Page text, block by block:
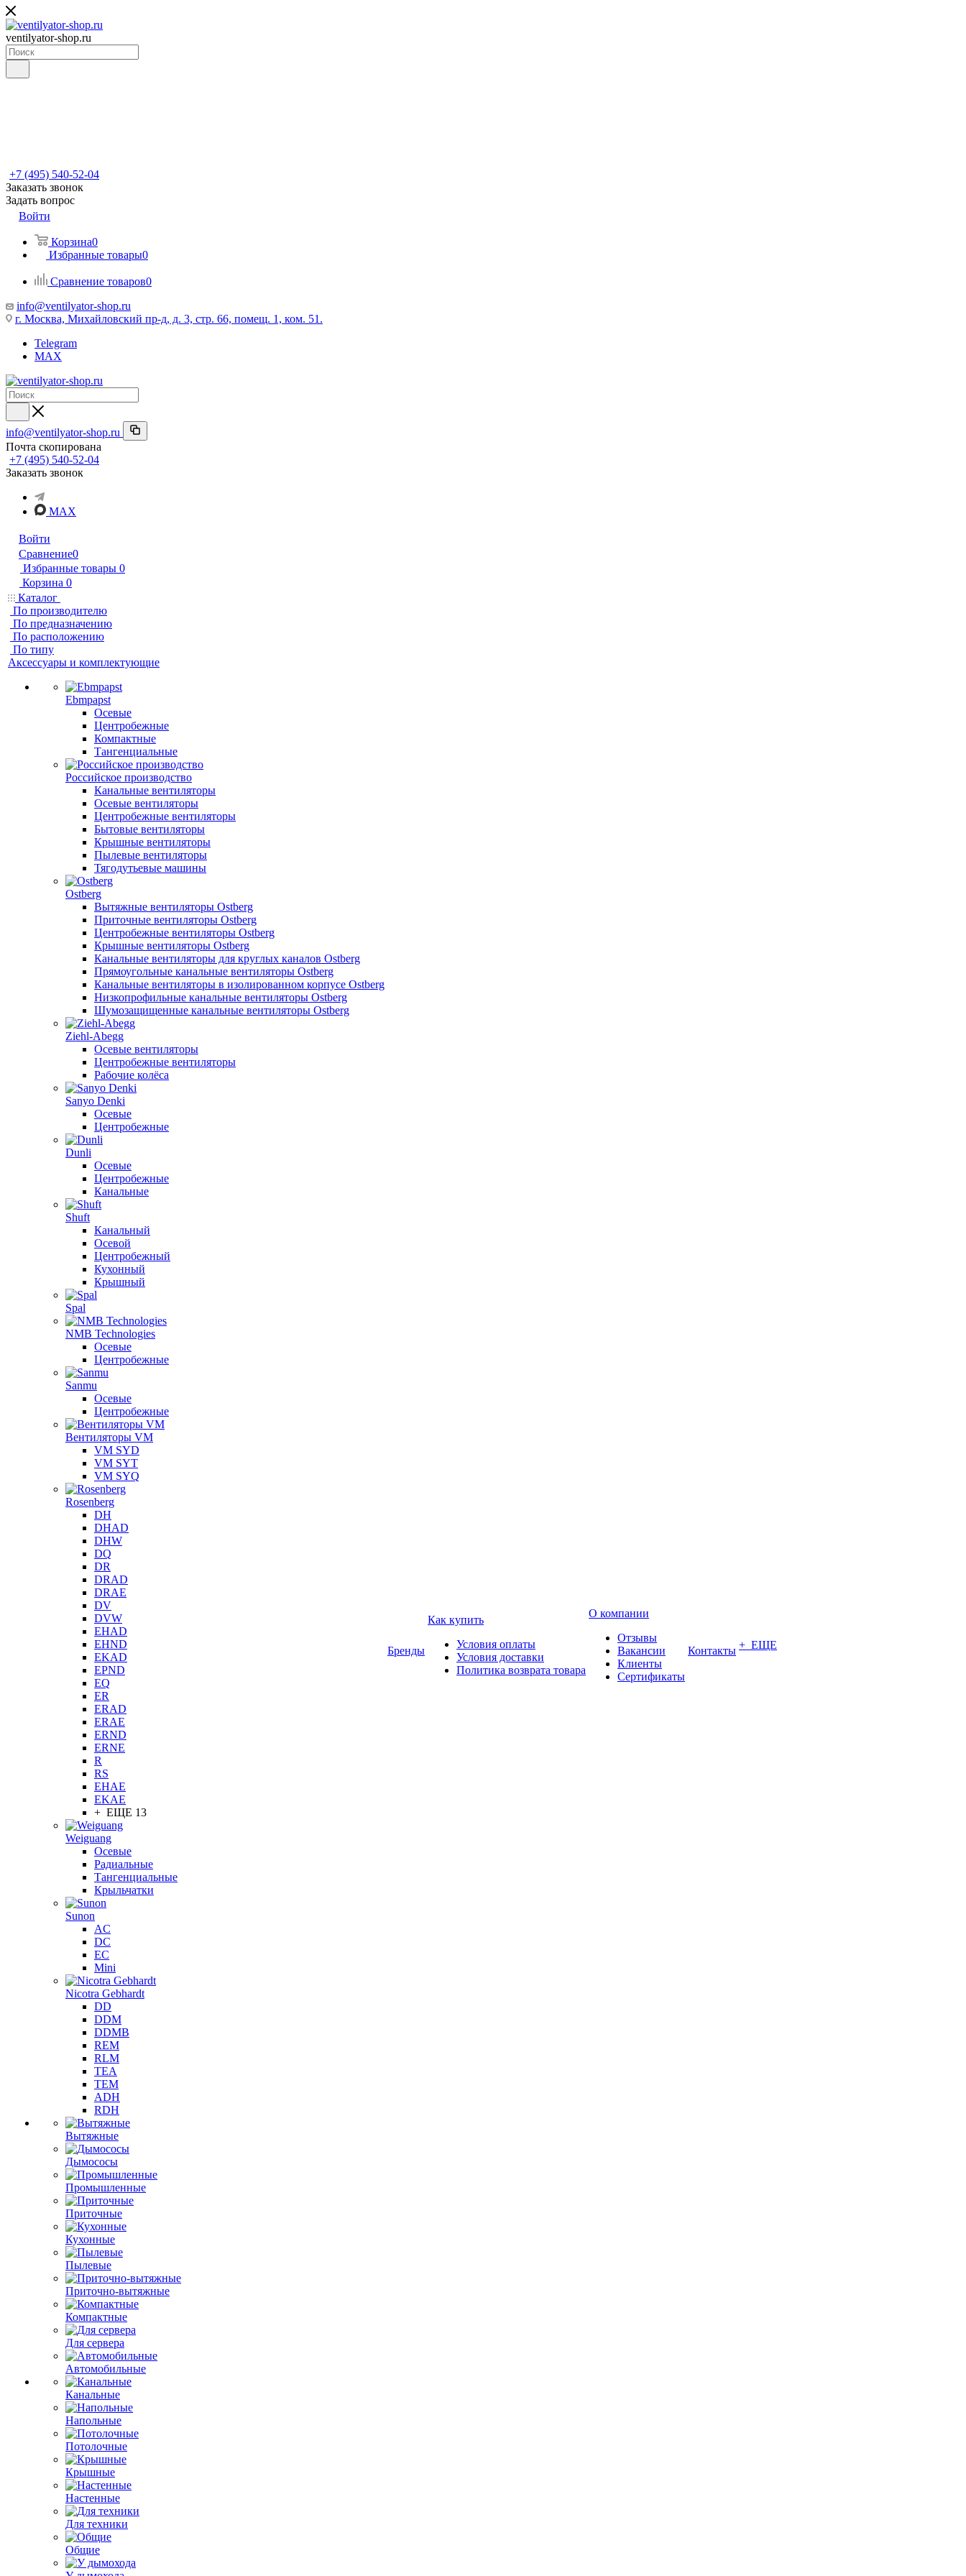
ventilyator-shop.ru
+7 (495) 540-52-04
Заказать звонок
Задать вопрос
Войти
Корзина0
Избранные товары0
Сравнение товаров0
info@ventilyator-shop.ru
г. Москва, Михайловский пр-д, д. 3, cтр. 66, помещ. 1, ком. 51.
Telegram
MAX
info@ventilyator-shop.ru
Почта скопирована
+7 (495) 540-52-04
Заказать звонок
MAX
Войти
Сравнение0
Избранные товары 0
Корзина 0
Каталог
По производителю
По предназначению
По расположению
По типу
Аксессуары и комплектующие
Ebmpapst
Осевые
Центробежные
Компактные
Тангенциальные
Российское производство
Канальные вентиляторы
Осевые вентиляторы
Центробежные вентиляторы
Бытовые вентиляторы
Крышные вентиляторы
Пылевые вентиляторы
Тягодутьевые машины
Ostberg
Вытяжные вентиляторы Ostberg
Приточные вентиляторы Ostberg
Центробежные вентиляторы Ostberg
Крышные вентиляторы Ostberg
Канальные вентиляторы для круглых каналов Ostberg
Прямоугольные канальные вентиляторы Ostberg
Канальные вентиляторы в изолированном корпусе Ostberg
Низкопрофильные канальные вентиляторы Ostberg
Шумозащищенные канальные вентиляторы Ostberg
Ziehl-Abegg
Осевые вентиляторы
Центробежные вентиляторы
Рабочие колёса
Sanyo Denki
Осевые
Центробежные
Dunli
Осевые
Центробежные
Канальные
Shuft
Канальный
Осевой
Центробежный
Кухонный
Крышный
Spal
NMB Technologies
Осевые
Центробежные
Sanmu
Осевые
Центробежные
Вентиляторы VM
VM SYD
VM SYT
VM SYQ
Rosenberg
DH
DHAD
DHW
DQ
DR
DRAD
DRAE
DV
DVW
EHAD
EHND
EKAD
EPND
EQ
ER
ERAD
ERAE
ERND
ERNE
R
RS
EHAE
EKAE
+ ЕЩЕ 13
Weiguang
Осевые
Радиальные
Тангенциальные
Крыльчатки
Sunon
AC
DC
EC
Mini
Nicotra Gebhardt
DD
DDM
DDMB
REM
RLM
TEA
TEM
ADH
RDH
Вытяжные
Дымососы
Промышленные
Приточные
Кухонные
Пылевые
Приточно-вытяжные
Компактные
Для сервера
Автомобильные
Канальные
Напольные
Потолочные
Крышные
Настенные
Для техники
Общие
Бренды
Как купить
Условия оплаты
Условия доставки
Политика возврата товара
О компании
Отзывы
Вакансии
Клиенты
Сертификаты
Контакты + ЕЩЕ